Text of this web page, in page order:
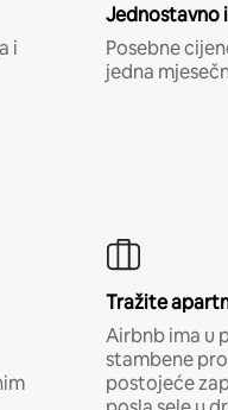
i
Jednostavno
Posebne
jedna
Tražite
Airbnb ima u
stambene
postojeće